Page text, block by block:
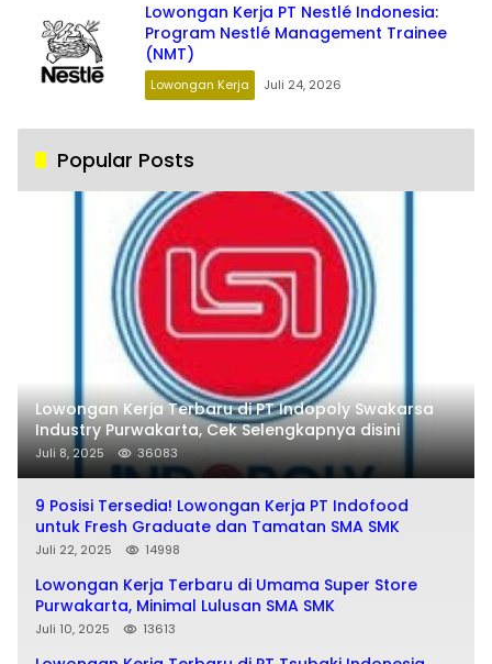
Lowongan Kerja PT Nestlé Indonesia:
Program Nestlé Management Trainee
(NMT)
Lowongan Kerja Juli 24, 2026
Popular Posts
Lowongan Kerja Terbaru di PT Indopoly Swakarsa
Industry Purwakarta, Cek Selengkapnya disini
Juli 8, 2025 36083
9 Posisi Tersedia! Lowongan Kerja PT Indofood
untuk Fresh Graduate dan Tamatan SMA SMK
Juli 22, 2025 14998
Lowongan Kerja Terbaru di Umama Super Store
Purwakarta, Minimal Lulusan SMA SMK
Juli 10, 2025 13613